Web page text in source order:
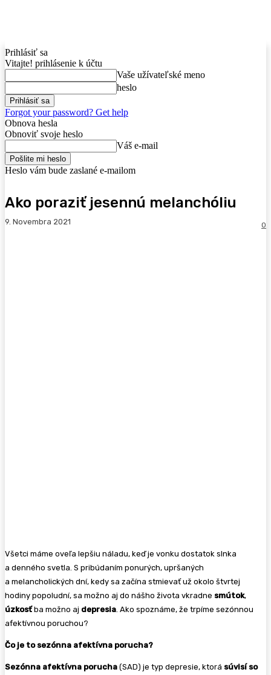
Prihlásiť sa
Vitajte! prihlásenie k účtu
Vaše užívateľské meno
heslo
Forgot your password? Get help
Obnova hesla
Obnoviť svoje heslo
Váš e-mail
Heslo vám bude zaslané e-mailom
Ako poraziť jesennú melanchóliu
9. Novembra 2021 0
Všetci máme oveľa lepšiu náladu, keď je vonku dostatok slnka
a denného svetla. S pribúdaním ponurých, upršaných
a melancholických dní, kedy sa začína stmievať už okolo štvrtej
hodiny popoludní, sa možno aj do nášho života vkradne smútok,
úzkosťba možno aj depresia . Ako spoznáme, že trpíme sezónnou
afektívnou poruchou?
Čo je to sezónna afektívna porucha?
Sezónna afektívna porucha (SAD) je typ depresie, ktorá súvisí so